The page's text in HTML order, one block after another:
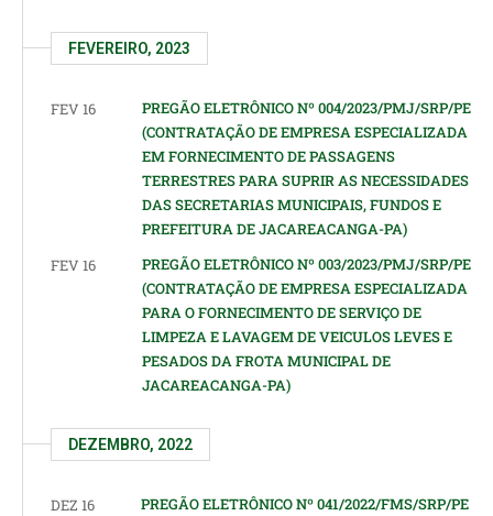
FEVEREIRO, 2023
FEV 16
PREGÃO ELETRÔNICO Nº 004/2023/PMJ/SRP/PE
(CONTRATAÇÃO DE EMPRESA ESPECIALIZADA
EM FORNECIMENTO DE PASSAGENS
TERRESTRES PARA SUPRIR AS NECESSIDADES
DAS SECRETARIAS MUNICIPAIS, FUNDOS E
PREFEITURA DE JACAREACANGA-PA)
FEV 16
PREGÃO ELETRÔNICO Nº 003/2023/PMJ/SRP/PE
(CONTRATAÇÃO DE EMPRESA ESPECIALIZADA
PARA O FORNECIMENTO DE SERVIÇO DE
LIMPEZA E LAVAGEM DE VEICULOS LEVES E
PESADOS DA FROTA MUNICIPAL DE
JACAREACANGA-PA)
DEZEMBRO, 2022
DEZ 16
PREGÃO ELETRÔNICO Nº 041/2022/FMS/SRP/PE